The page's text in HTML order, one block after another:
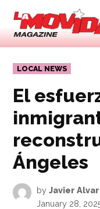
Skip
content
POSTED
IN
LOCAL NEWS
El
Ángeles
by Javier
January 28,